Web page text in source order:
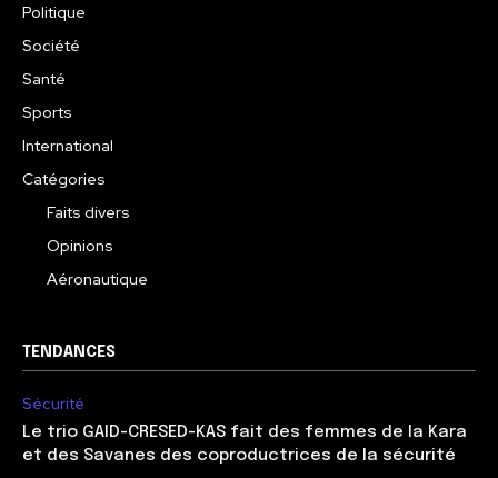
Politique
Société
Santé
Sports
International
Catégories
Faits divers
Opinions
Aéronautique
TENDANCES
Sécurité
Le trio GAID-CRESED-KAS fait des femmes de la Kara
et des Savanes des coproductrices de la sécurité